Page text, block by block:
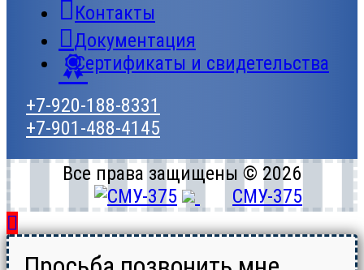
Контакты
Документация
Сертификаты и свидетельства
+7-920-188-8331
+7-901-488-4145
Все права защищены © 2026
СМУ-375